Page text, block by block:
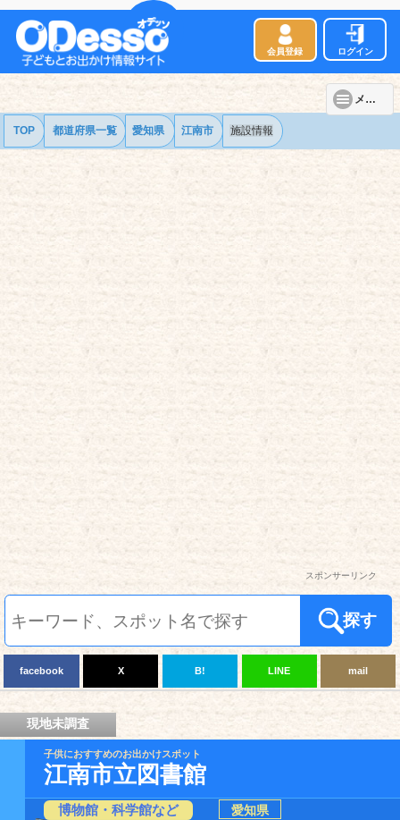
会員登録 ログイン
メニュー
TOP 都道府県一覧 愛知県 江南市 施設情報
スポンサーリンク
探す
facebook X B! LINE mail
現地未調査
子供におすすめのお出かけスポット
江南市立図書館
博物館・科学館など
愛知県